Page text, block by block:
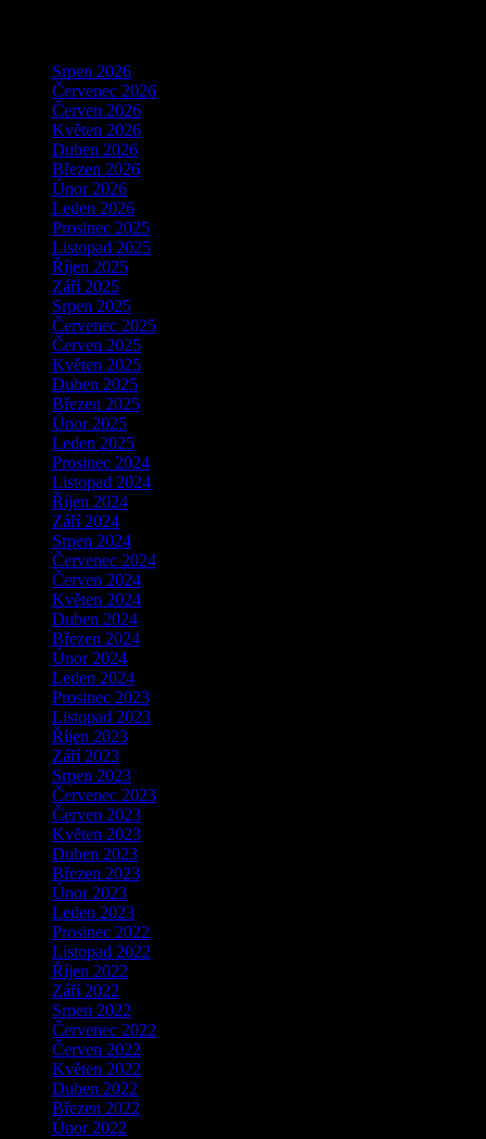
Srpen 2026
Červenec 2026
Červen 2026
Květen 2026
Duben 2026
Březen 2026
Únor 2026
Leden 2026
Prosinec 2025
Listopad 2025
Říjen 2025
Září 2025
Srpen 2025
Červenec 2025
Červen 2025
Květen 2025
Duben 2025
Březen 2025
Únor 2025
Leden 2025
Prosinec 2024
Listopad 2024
Říjen 2024
Září 2024
Srpen 2024
Červenec 2024
Červen 2024
Květen 2024
Duben 2024
Březen 2024
Únor 2024
Leden 2024
Prosinec 2023
Listopad 2023
Říjen 2023
Září 2023
Srpen 2023
Červenec 2023
Červen 2023
Květen 2023
Duben 2023
Březen 2023
Únor 2023
Leden 2023
Prosinec 2022
Listopad 2022
Říjen 2022
Září 2022
Srpen 2022
Červenec 2022
Červen 2022
Květen 2022
Duben 2022
Březen 2022
Únor 2022